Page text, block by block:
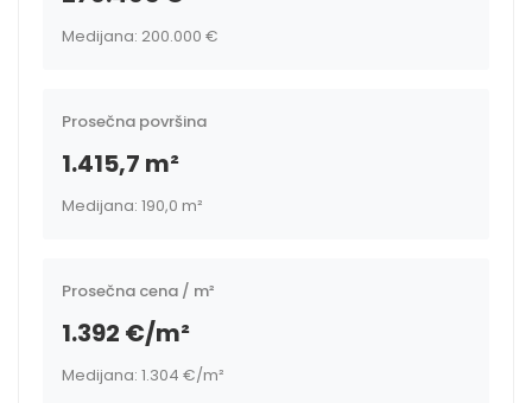
Medijana: 200.000 €
Prosečna površina
1.415,7 m²
Medijana: 190,0 m²
Prosečna cena / m²
1.392 €/m²
Medijana: 1.304 €/m²